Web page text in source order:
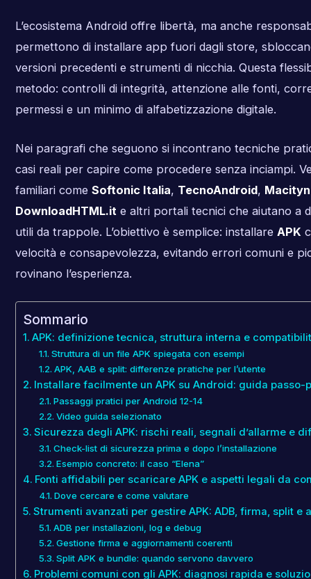
L’ecosistema Android offre libertà, ma anche
permettono di installare app fuori dagli store,
versioni precedenti e strumenti di nicchia. Questa
metodo: controlli di integrità, attenzione alle fonti,
permessi e un minimo di alfabetizzazione digitale.
Nei paragrafi che seguono si incontrano tecniche
casi reali per capire come procedere senza inciampi.
familiari come Softonic Italia, TecnoAndroid,
DownloadHTML.it e altri portali tecnici che aiutano a
utili da trappole. L’obiettivo è semplice: installare APK
velocità e consapevolezza, evitando errori comuni e
rovinano l’esperienza.
Sommario
APK: definizione tecnica, struttura interna e
Struttura di un file APK spiegata con esempi
APK, AAB e split: differenze pratiche per l’utente
Installare facilmente un APK su Android: guida passo-
Passaggi pratici per Android 12-14
Video guida selezionato
Sicurezza degli APK: rischi reali, segnali d’allarme e
Check-list di sicurezza prima e dopo l’installazione
Esempio concreto: il caso “Elena”
Fonti affidabili per scaricare APK e aspetti legali da
Dove cercare e come valutare
Strumenti avanzati per gestire APK: ADB, firma, split e
ADB per installazioni, log e debug
Gestione firma e aggiornamenti coerenti
Split APK e bundle: quando servono davvero
Problemi comuni con gli APK: diagnosi rapida e